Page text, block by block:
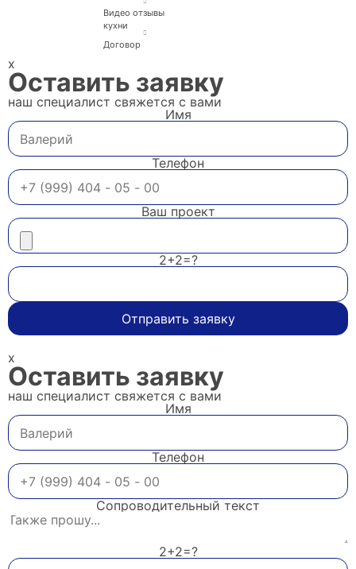
Видео отзывы
кухни
Договор
x
Оставить заявку
наш специалист свяжется с вами
Имя
Телефон
Ваш проект
2+2=?
Отправить заявку
x
Оставить заявку
наш специалист свяжется с вами
Имя
Телефон
Сопроводительный текст
2+2=?